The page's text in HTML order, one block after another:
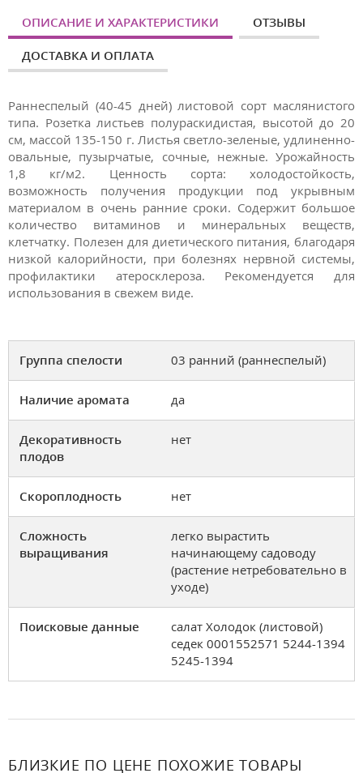
ОПИСАНИЕ И ХАРАКТЕРИСТИКИ ОТЗЫВЫ
ДОСТАВКА И ОПЛАТА
Раннеспелый (40-45 дней) листовой сорт маслянистого
типа. Розетка листьев полураскидистая, высотой до 20
см, массой 135-150 г. Листья светло-зеленые, удлиненно-
овальные, пузырчатые, сочные, нежные. Урожайность
1,8 кг/м2. Ценность сорта: холодостойкость,
возможность получения продукции под укрывным
материалом в очень ранние сроки. Содержит большое
количество витаминов и минеральных веществ,
клетчатку. Полезен для диетического питания, благодаря
низкой калорийности, при болезнях нервной системы,
профилактики атеросклероза. Рекомендуется для
использования в свежем виде.
Группа спелости 03 ранний (раннеспелый)
Наличие аромата да
Декоративность
плодов
нет
Скороплодность нет
Сложность
выращивания
легко вырастить
начинающему садоводу
(растение нетребовательно в
уходе)
Поисковые данные
салат Холодок (листовой)
седек 0001552571 5244-1394
5245-1394
БЛИЗКИЕ ПО ЦЕНЕ ПОХОЖИЕ ТОВАРЫ